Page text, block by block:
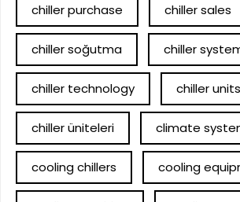
chiller purchase chiller sales
chiller soğutma chiller
chiller technology chiller units
chiller üniteleri climate
cooling chillers cooling